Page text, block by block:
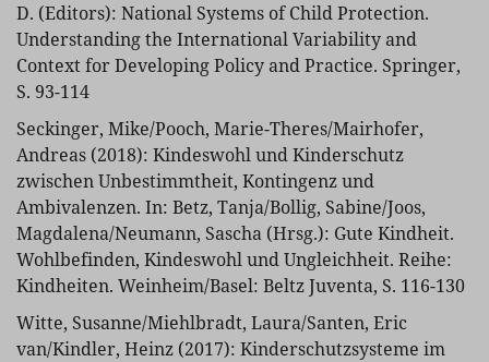
D. (Editors): National Systems of Child Protection.
Understanding the International Variability and
Context for Developing Policy and Practice. Springer,
S. 93-114
Seckinger, Mike/Pooch, Marie-Theres/Mairhofer,
Andreas (2018): Kindeswohl und Kinderschutz
zwischen Unbestimmtheit, Kontingenz und
Ambivalenzen. In: Betz, Tanja/Bollig, Sabine/Joos,
Magdalena/Neumann, Sascha (Hrsg.): Gute Kindheit.
Wohlbefinden, Kindeswohl und Ungleichheit. Reihe:
Kindheiten. Weinheim/Basel: Beltz Juventa, S. 116-130
Witte, Susanne/Miehlbradt, Laura/Santen, Eric
van/Kindler, Heinz (2017): Kinderschutzsysteme im